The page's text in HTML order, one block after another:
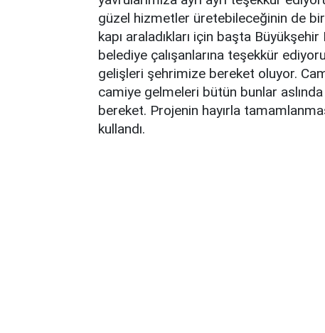
güzel hizmetler üretebileceğinin de
kapı araladıkları için başta
belediye çalışanlarına teşekkür
gelişleri şehrimize bereket oluyor.
camiye gelmeleri bütün bunlar
bereket. Projenin hayırla
kullandı.